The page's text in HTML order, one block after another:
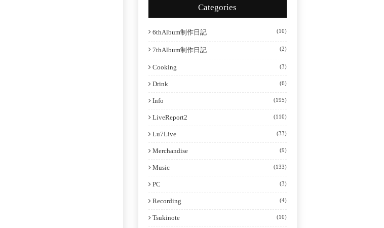
Categories
6thAlbum制作日記 (10)
7thAlbum制作日記 (2)
Cooking (3)
Drink (6)
Info (195)
LiveReport2 (110)
Lu7Live (33)
Merchandise (9)
Music (133)
PC (3)
Recording (4)
Tsukinote (10)